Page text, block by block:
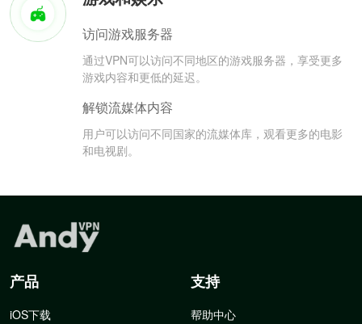
访问游戏服务器
通过VPN可以访问不同地区的游戏服务器，享受更多
游戏内容和更低的延迟。
解锁流媒体内容
用户可以访问不同国家的流媒体库，观看更多的电影
和电视剧。
产品
iOS下载
支持
帮助中心